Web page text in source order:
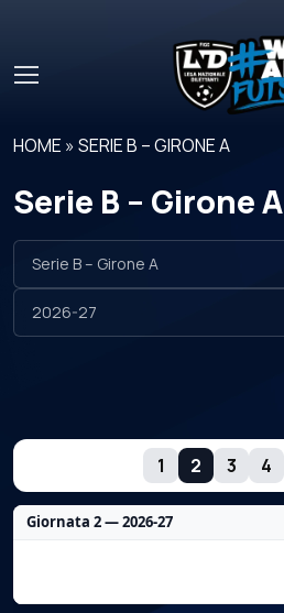
HOME »SERIE B – GIRONE A
Serie B – Girone A
1 2 3 4
Giornata 2 — 2026-27